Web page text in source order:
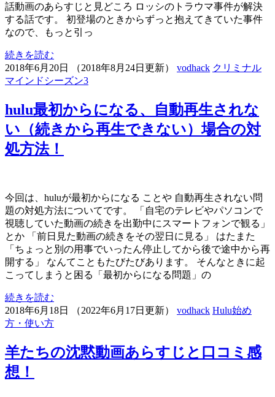
話動画のあらすじと見どころ ロッシのトラウマ事件が解決
する話です。 初登場のときからずっと抱えてきていた事件
なので、もっと引っ
続きを読む
2018年6月20日
（2018年8月24日更新） vodhack クリミナル
マインドシーズン3
hulu最初からになる、自動再生されな
い（続きから再生できない）場合の対
処方法！
今回は、huluが最初からになる ことや 自動再生されない問
題の対処方法についてです。 「自宅のテレビやパソコンで
視聴していた動画の続きを出勤中にスマートフォンで観る」
とか 「前日見た動画の続きをその翌日に見る」 はたまた
「ちょっと別の用事でいったん停止してから後で途中から再
開する」 なんてこともたびたびあります。 そんなときに起
こってしまうと困る「最初からになる問題」の
続きを読む
2018年6月18日
（2022年6月17日更新） vodhack Hulu始め
方・使い方
羊たちの沈黙動画あらすじと口コミ感
想！